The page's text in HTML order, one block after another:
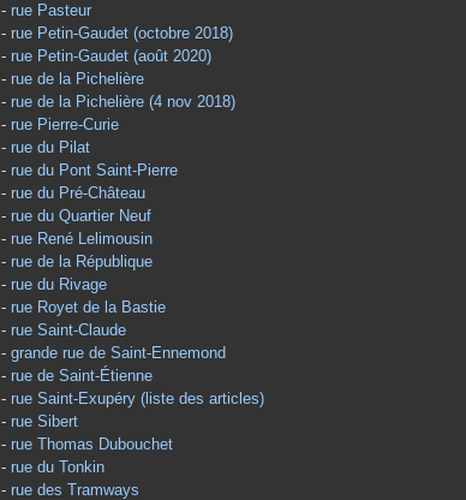
- rue Pasteur
- rue Petin-Gaudet (octobre 2018)
- rue Petin-Gaudet (août 2020)
- rue de la Pichelière
- rue de la Pichelière (4 nov 2018)
- rue Pierre-Curie
- rue du Pilat
- rue du Pont Saint-Pierre
- rue du Pré-Château
- rue du Quartier Neuf
- rue René Lelimousin
- rue de la République
- rue du Rivage
- rue Royet de la Bastie
- rue Saint-Claude
- grande rue de Saint-Ennemond
- rue de Saint-Étienne
- rue Saint-Exupéry (liste des articles)
- rue Sibert
- rue Thomas Dubouchet
- rue du Tonkin
- rue des Tramways